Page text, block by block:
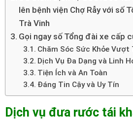
lên bệnh viện Chợ Rẫy với số
Trà Vinh
Gọi ngay số Tổng đài xe cấp
Chăm Sóc Sức Khỏe Vượt
Dịch Vụ Đa Dạng và Linh
Tiện Ích và An Toàn
Đáng Tin Cậy và Uy Tín
Dịch vụ đưa rước tái